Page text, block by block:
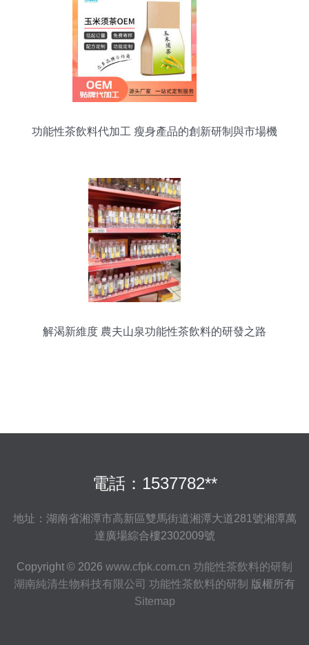
功能性茶飲料代加工 瘦身產品的創新研制與市場機
解渴新維度 農夫山泉功能性茶飲料的研發之路
電話：1537782**
地址：湖南省湘潭市高新區雙馬街道湘潭大道281號湘潭萬
達廣場綜合樓2302009號
Copyright © 2026 www.cfpk.com.cn 功能性茶飲料的研制
湖南純清生物科技有限公司 功能性茶飲料的研制 版權所有
Sitemap